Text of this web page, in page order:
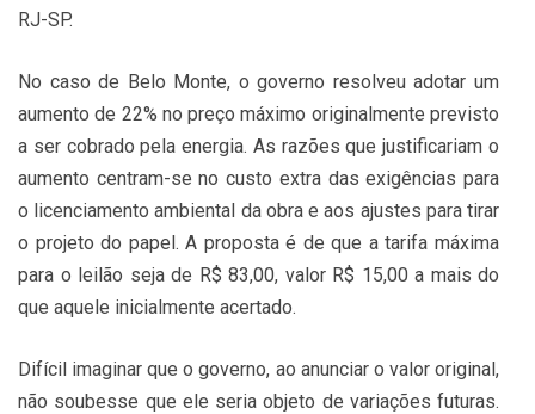
RJ-SP.
No caso de Belo Monte, o governo resolveu adotar um
aumento de 22% no preço máximo originalmente previsto
a ser cobrado pela energia. As razões que justificariam o
aumento centram-se no custo extra das exigências para
o licenciamento ambiental da obra e aos ajustes para tirar
o projeto do papel. A proposta é de que a tarifa máxima
para o leilão seja de R$ 83,00, valor R$ 15,00 a mais do
que aquele inicialmente acertado.
Difícil imaginar que o governo, ao anunciar o valor original,
não soubesse que ele seria objeto de variações futuras.